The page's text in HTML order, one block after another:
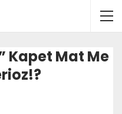
Kapet Mat Me